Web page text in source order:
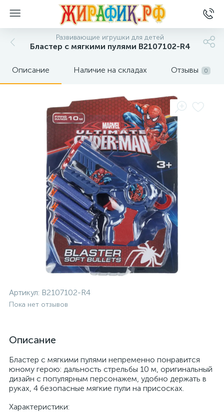
Развивающие игрушки для детей
Бластер с мягкими пулями B2107102-R4
Описание Наличие на складах Отзывы 0
Артикул: B2107102-R4
Пока нет отзывов
Описание
Бластер с мягкими пулями непременно понравится
юному герою: дальность стрельбы 10 м, оригинальный
дизайн с популярным персонажем, удобно держать в
руках, 4 безопасные мягкие пули на присосках.
Характеристики: